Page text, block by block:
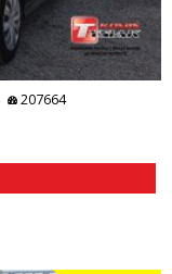
207664